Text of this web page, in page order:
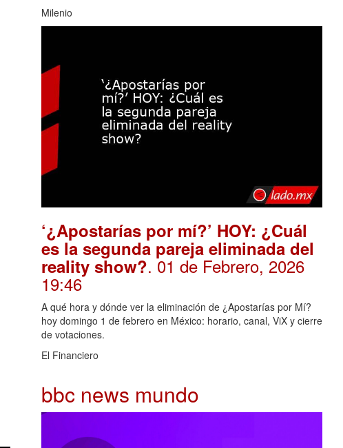
Milenio
‘¿Apostarías por mí?’ HOY: ¿Cuál
es la segunda pareja eliminada del
reality show?. 01 de Febrero, 2026
19:46
A qué hora y dónde ver la eliminación de ¿Apostarías por Mí?
hoy domingo 1 de febrero en México: horario, canal, ViX y cierre
de votaciones.
El Financiero
bbc news mundo